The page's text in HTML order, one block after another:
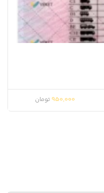
950,000تومان